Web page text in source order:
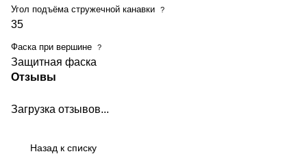
Угол подъёма стружечной канавки ?
35
Фаска при вершине ?
Защитная фаска
Отзывы
Загрузка отзывов...
Назад к списку